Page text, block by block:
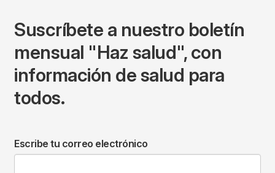
Suscríbete a nuestro boletín
mensual "Haz salud", con
información de salud para
todos.
Escribe tu correo electrónico